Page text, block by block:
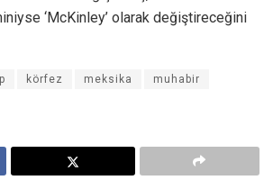
‘McKinley’ olarak değiştireceğini
körfez meksika muhabir